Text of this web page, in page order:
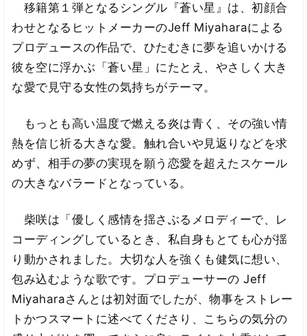
移籍第１弾となるシングル『蒼い星』は、初顔合
わせとなるヒットメーカーのJeff Miyaharaによる
プロデュースの作品で、ひたむきに夢を追いかける
彼を空に浮かぶ「蒼い星」にたとえ、やさしく大き
な愛で見守る女性の気持ちがテーマ。
もっとも高い温度で燃える炎は青く、その強い情
熱を信じ祈る大きな愛。触れ合いや見返りなどを求
めず、相手の夢の実現を願う恋愛を超えたスケール
の大きなバラードとなっている。
柴咲は「優しく感情を揺さぶるメロディーで、レ
コーディングしているとき、私自身もとても心が揺
り動かされました。大切な人を強くも健気に想い、
包み込むような歌です。プロデューサーの Jeff
Miyaharaさんとは初対面でしたが、物事をストレー
トかつスマートに述べてくださり、こちらの気分の